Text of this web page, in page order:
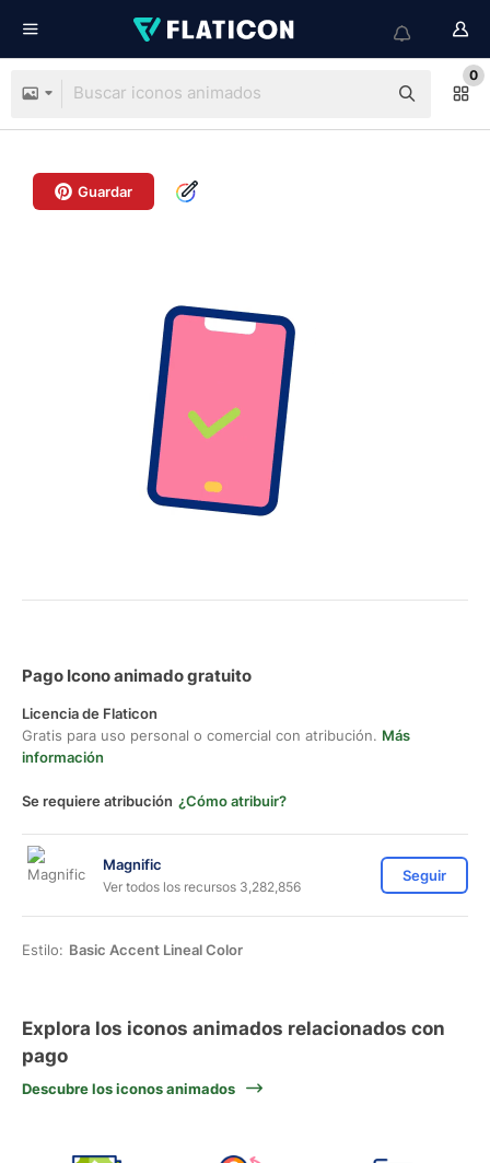
0
Guardar
Pago Icono animado gratuito
Licencia de Flaticon
Gratis para uso personal o comercial con atribución. Más
información
Se requiere atribución ¿Cómo atribuir?
Magnific
Ver todos los recursos 3,282,856
Seguir
Estilo: Basic Accent Lineal Color
Explora los iconos animados relacionados con
pago
Descubre los iconos animados